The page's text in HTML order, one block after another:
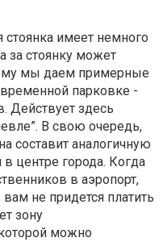
имеет немного
за стоянку может
мы даем примерные
парковке -
Действует здесь
В свою очередь,
составит аналогичную
центре города. Когда
в аэропорт,
не придется платить
зону
можно